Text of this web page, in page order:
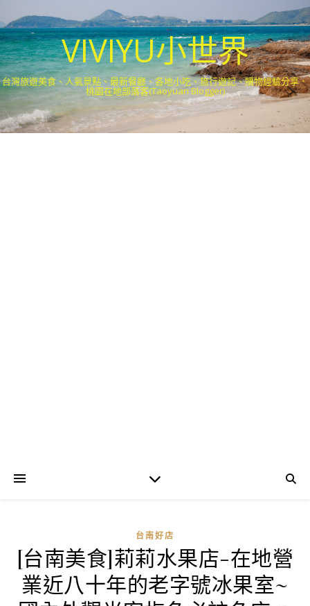
VIVIYU小世界
台灣旅遊美食、人氣景點、最新餐廳、各地小吃、旅行遊記、購物經驗分享．
桃園在地部落客(Taoyuan Blogger)
台南好店
[台南美食]莉莉水果店-在地營
業近八十年的老字號冰果室~